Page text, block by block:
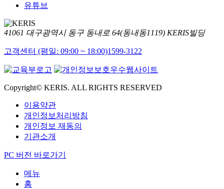
유튜브
41061 대구광역시 동구 동내로 64(동내동1119) KERIS빌딩
고객센터 (평일: 09:00 ~ 18:00)1599-3122
Copyright© KERIS. ALL RIGHTS RESERVED
이용약관
개인정보처리방침
개인정보 재동의
기관소개
PC 버전 바로가기
메뉴
홈